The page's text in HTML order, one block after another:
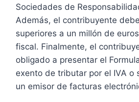
Sociedades de
Además, el contribuyente
superiores a un millón de
fiscal. Finalmente, el
obligado a presentar el
exento de tributar por el IVA o
un emisor de facturas